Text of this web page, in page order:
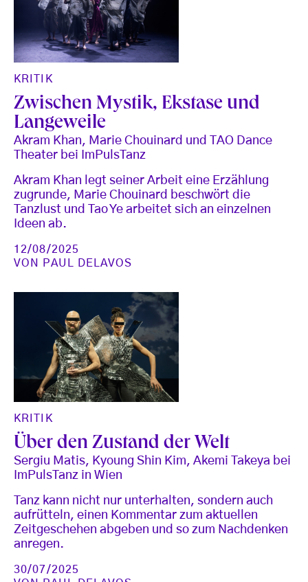
KRITIK
Zwischen Mystik, Ekstase und
Langeweile
Akram Khan, Marie Chouinard und TAO Dance
Theater bei ImPulsTanz
Akram Khan legt seiner Arbeit eine Erzählung
zugrunde, Marie Chouinard beschwört die
Tanzlust und Tao Ye arbeitet sich an einzelnen
Ideen ab.
12/08/2025
VON
PAUL DELAVOS
KRITIK
Über den Zustand der Welt
Sergiu Matis, Kyoung Shin Kim, Akemi Takeya bei
ImPulsTanz in Wien
Tanz kann nicht nur unterhalten, sondern auch
aufrütteln, einen Kommentar zum aktuellen
Zeitgeschehen abgeben und so zum Nachdenken
anregen.
30/07/2025